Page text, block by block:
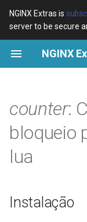
NGINX Extras is
server to be secure
I
n
z
device-type
geoip2
pagespeed
abuse-guard
CentOS/RHEL 7
CentOS/RHEL
Linux, Amazon
Desempenho
Segurança
RHEL/CentOS
NGINX-MOD -
aprimorado com
HPACK e
Servidor Web
counter:
bloqueio
lua
Instalação